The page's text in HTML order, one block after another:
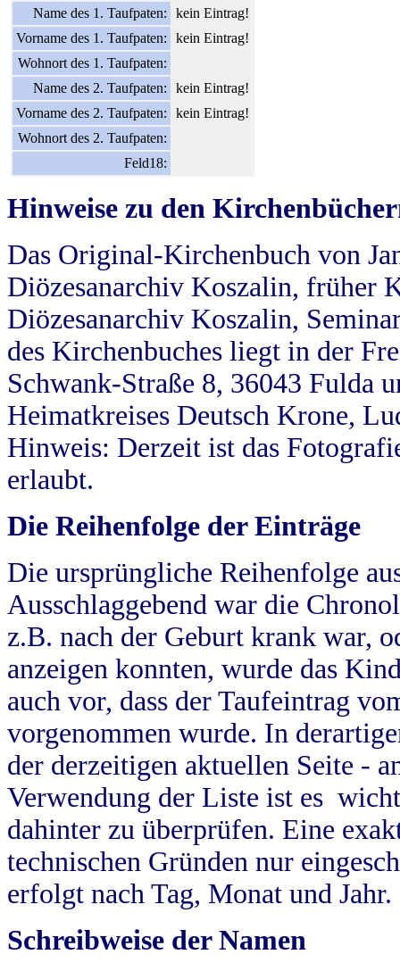
Name des 1. Taufpaten:
kein Eintrag!
Vorname des 1. Taufpaten:
kein Eintrag!
Wohnort des 1. Taufpaten:
Name des 2. Taufpaten:
kein Eintrag!
Vorname des 2. Taufpaten:
kein Eintrag!
Wohnort des 2. Taufpaten:
Feld18:
Hinweise zu den
Das Original-Kirchenbuch von
Diözesanarchiv Koszalin, früher
Diözesanarchiv Koszalin,
des Kirchenbuches liegt in der
Schwank-Straße 8, 36043 Fulda
Heimatkreises Deutsch Krone,
Hinweis: Derzeit ist das
erlaubt.
Die Reihenfolge der Einträge
Die ursprüngliche Reihenfolge
Ausschlaggebend war die
z.B. nach der Geburt krank war,
anzeigen konnten, wurde das
auch vor, dass der Taufeintrag
vorgenommen wurde. In
der derzeitigen aktuellen Seite -
Verwendung der Liste ist es
dahinter zu überprüfen. Eine
technischen Gründen nur
erfolgt nach Tag, Monat und Jahr.
Schreibweise der Namen